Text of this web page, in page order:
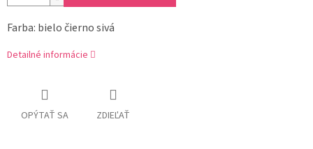
Farba: bielo čierno sivá
Detailné informácie
OPÝTAŤ SA ZDIEĽAŤ